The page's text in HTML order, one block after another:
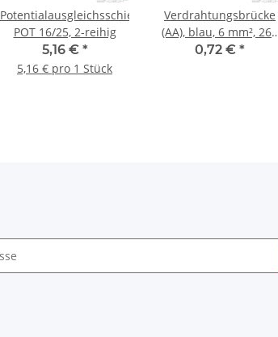
Potentialausgleichsschiene
POT 16/25, 2-reihig
5,16 € *
5,16 € pro 1 Stück
Verdrahtungsbrücke
(AA), blau, 6 mm², 265
mm
0,72 € *